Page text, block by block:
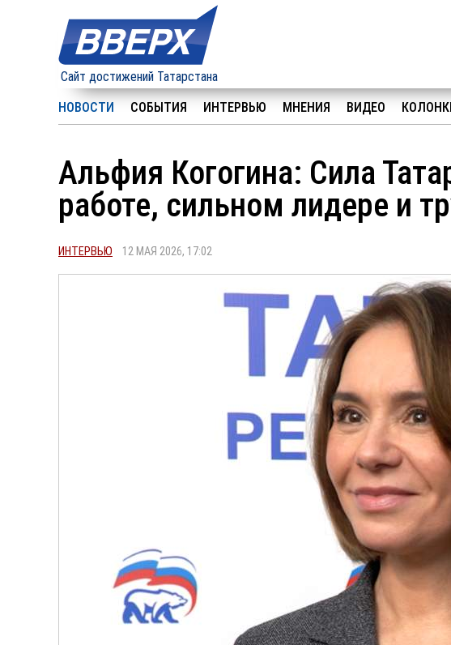
Сайт достижений Татарстана
НОВОСТИ СОБЫТИЯ ИНТЕРВЬЮ МНЕНИЯ ВИДЕО
Альфия Когогина: Сила
работе, сильном лидере и
ИНТЕРВЬЮ 12 МАЯ 2026, 17:02